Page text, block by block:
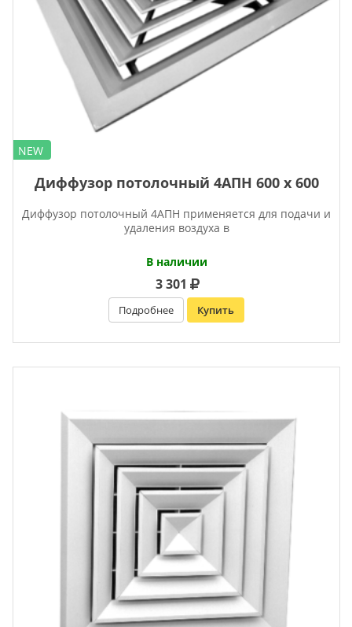
NEW
Диффузор потолочный 4АПН 600 х 600
Диффузор потолочный 4АПН применяется для подачи и
удаления воздуха в
В наличии
3 301
Подробнее Купить